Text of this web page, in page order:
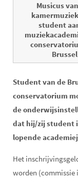
Musicus
student
Brussel
Student van de
conservatorium
de
dat hij/zij student
lopende
Het
worden (commissie